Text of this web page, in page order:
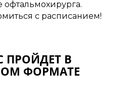
офтальмохирурга.
с расписанием!
ПРОЙДЕТ В
ФОРМАТЕ